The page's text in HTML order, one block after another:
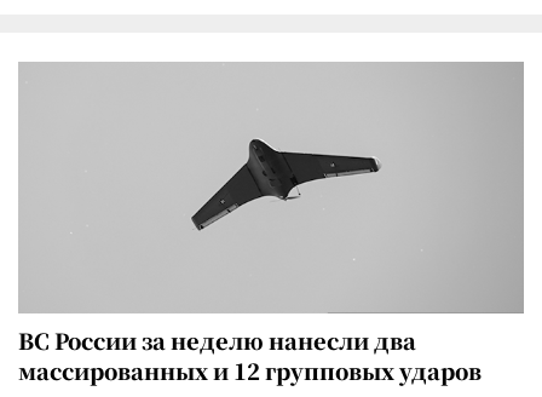
ВС России за неделю нанесли два
массированных и 12 групповых ударов